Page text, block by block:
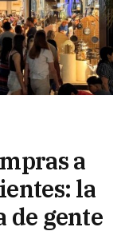
a
la
de gente